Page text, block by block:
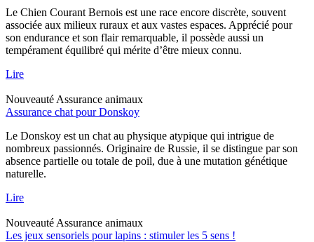
Le Chien Courant Bernois est une race encore discrète, souvent
associée aux milieux ruraux et aux vastes espaces. Apprécié pour
son endurance et son flair remarquable, il possède aussi un
tempérament équilibré qui mérite d’être mieux connu.
Lire
Nouveauté Assurance animaux
Assurance chat pour Donskoy
Le Donskoy est un chat au physique atypique qui intrigue de
nombreux passionnés. Originaire de Russie, il se distingue par son
absence partielle ou totale de poil, due à une mutation génétique
naturelle.
Lire
Nouveauté Assurance animaux
Les jeux sensoriels pour lapins : stimuler les 5 sens !